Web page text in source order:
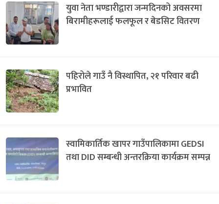
युवा नेता भण्डारीद्वारा जन्मदिनको अवसरमा
बिरामीहरूलाई फलफूल र बेडसिट वितरण
पहिरोले गाउँ नै विस्थापित, २१ परिवार बढी
प्रभावित
स्वामिकार्तिक खापर गाउँपालिकामा GEDSI
तथा DID सम्बन्धी अन्तरक्रिया कार्यक्रम सम्पन्न